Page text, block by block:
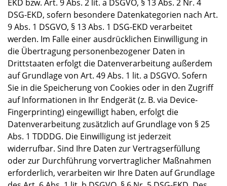
EKD bzw. Art. 9 Abs. 2 lit. a DSGVO, § 13 Abs. 2 Nr. 4
DSG-EKD, sofern besondere Datenkategorien nach Art.
9 Abs. 1 DSGVO, § 13 Abs. 1 DSG-EKD verarbeitet
werden. Im Falle einer ausdrücklichen Einwilligung in
die Übertragung personenbezogener Daten in
Drittstaaten erfolgt die Datenverarbeitung außerdem
auf Grundlage von Art. 49 Abs. 1 lit. a DSGVO. Sofern
Sie in die Speicherung von Cookies oder in den Zugriff
auf Informationen in Ihr Endgerät (z. B. via Device-
Fingerprinting) eingewilligt haben, erfolgt die
Datenverarbeitung zusätzlich auf Grundlage von § 25
Abs. 1 TDDDG. Die Einwilligung ist jederzeit
widerrufbar. Sind Ihre Daten zur Vertragserfüllung
oder zur Durchführung vorvertraglicher Maßnahmen
erforderlich, verarbeiten wir Ihre Daten auf Grundlage